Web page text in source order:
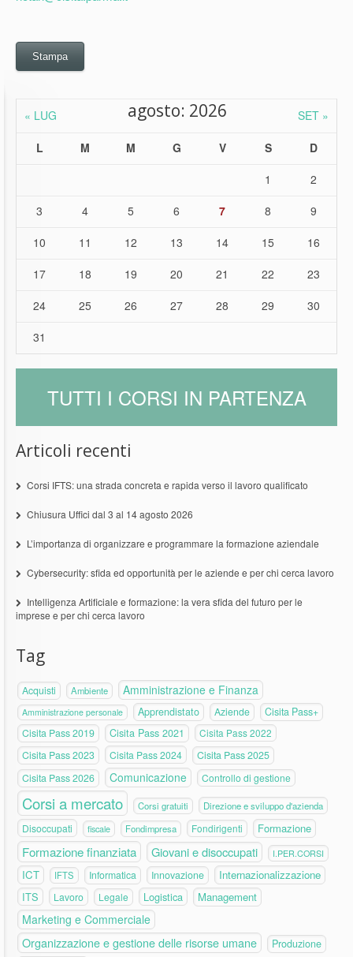
Stampa
« LUG SET »
agosto: 2026
L M M G V S
D
1
2
3
4 5 6 7 8
9
10
11 12 13 14 15
16
17
18 19 20 21 22
23
24
25 26 27 28 29
30
31
TUTTI I CORSI IN PARTENZA
Articoli recenti
Corsi IFTS: una strada concreta e rapida verso il lavoro qualificato
Chiusura Uffici dal 3 al 14 agosto 2026
L’importanza di organizzare e programmare la formazione aziendale
Cybersecurity: sfida ed opportunità per le aziende e per chi cerca lavoro
Intelligenza Artificiale e formazione: la vera sfida del futuro per le
imprese e per chi cerca lavoro
Tag
Acquisti Ambiente Amministrazione e Finanza
Amministrazione personale Apprendistato Aziende
Cisita Pass+
Cisita Pass 2019
Cisita Pass 2021 Cisita Pass 2022
Cisita Pass 2023 Cisita Pass 2024
Cisita Pass 2025
Cisita Pass 2026
Comunicazione Controllo di gestione
Corsi a mercato Corsi gratuiti Direzione e sviluppo d'azienda
Disoccupati fiscale Fondimpresa Fondirigenti Formazione
Formazione finanziata Giovani e disoccupati I.PER.CORSI
ICT IFTS Informatica Innovazione
Internazionalizzazione
ITS
Lavoro Legale Logistica Management
Marketing e Commerciale
Organizzazione e gestione delle risorse umane Produzione